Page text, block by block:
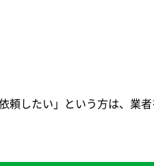
頼したい」という方は、業者